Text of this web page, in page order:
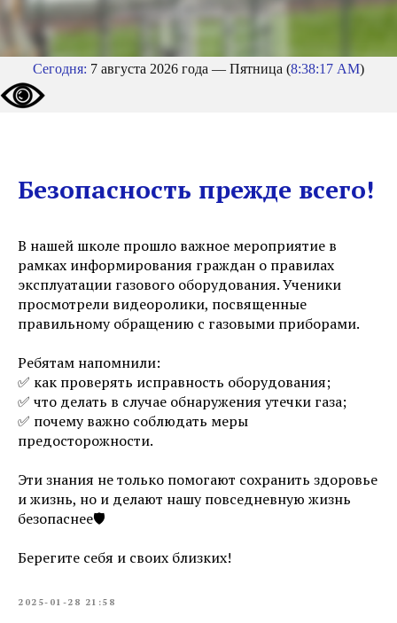
Сегодня: 7 августа 2026 года — Пятница (8:38:17 AM)
Безопасность прежде всего!
В нашей школе прошло важное мероприятие в
рамках информирования граждан о правилах
эксплуатации газового оборудования. Ученики
просмотрели видеоролики, посвященные
правильному обращению с газовыми приборами.
Ребятам напомнили:
✅ как проверять исправность оборудования;
✅ что делать в случае обнаружения утечки газа;
✅ почему важно соблюдать меры
предосторожности.
Эти знания не только помогают сохранить здоровье
и жизнь, но и делают нашу повседневную жизнь
безопаснее🛡️
Берегите себя и своих близких!
2025-01-28 21:58